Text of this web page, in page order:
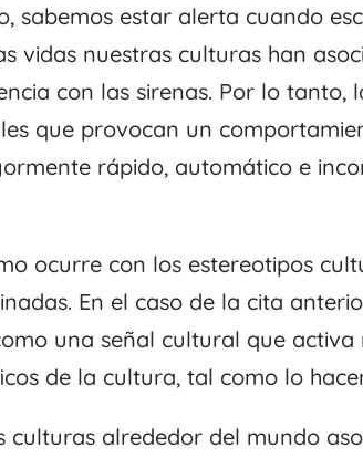
sabemos estar alerta cuando
vidas nuestras culturas han
con las sirenas. Por lo tanto,
que provocan un
rápido, automático e
ocurre con los estereotipos
En el caso de la cita
una señal cultural que
de la cultura, tal como lo
culturas alrededor del mundo